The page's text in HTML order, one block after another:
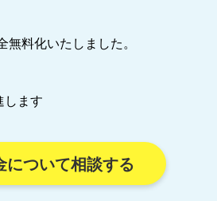
料化いたしました。
します
について相談する